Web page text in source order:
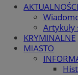
AKTUALNOŚCI
KRYMINALNE
MIASTO